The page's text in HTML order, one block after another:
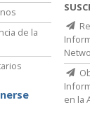
de la
en la